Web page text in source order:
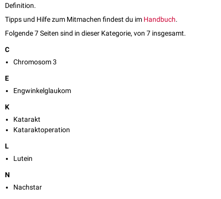
Definition.
Tipps und Hilfe zum Mitmachen findest du im Handbuch.
Folgende 7 Seiten sind in dieser Kategorie, von 7 insgesamt.
C
Chromosom 3
E
Engwinkelglaukom
K
Katarakt
Kataraktoperation
L
Lutein
N
Nachstar